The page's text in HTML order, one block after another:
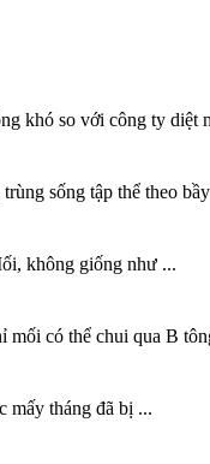
khó so với công ty diệt
sống tập thể theo
không giống như ...
mối có thể chui qua B
mấy tháng đã bị ...